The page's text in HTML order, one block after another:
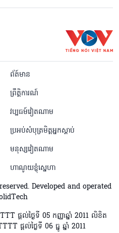
Khmer
ព័ត៍មាន
ព្រឹត្តិការណ៍
វប្បធម៍វៀតណាម
ប្រអប់សំបុត្រមិត្តអ្នកស្តាប់
មនុស្សវៀតណាម
ហាណូយខ្ញុំស្នេហា
Developed and operated
ផ្តល់ថ្ងៃទី 05 កញ្ញាឆ្នាំ 2011 លិខិត
ផ្តល់ថ្ងៃទី 06 ធ្នូ ឆ្នាំ 2011